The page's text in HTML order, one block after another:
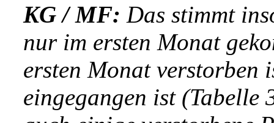
KG / MF: Das stimmt
nur im ersten Monat
ersten Monat verstorben
eingegangen ist (Tabelle